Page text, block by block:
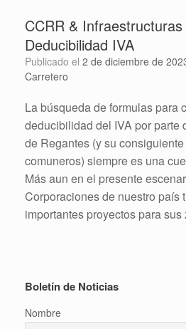
CCRR &
Deducibilidad IVA
Publicado el 2 de diciembre de
Carretero
La búsqueda de formulas para
deducibilidad del IVA por parte
de Regantes (y su
comuneros) siempre es una
Más aun en el presente
Corporaciones de nuestro país
importantes proyectos para
Boletín de Noticias
Nombre